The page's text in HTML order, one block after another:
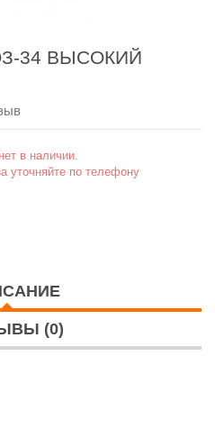
34 ВЫСОКИЙ
в наличии.
уточняйте по телефону
(0)